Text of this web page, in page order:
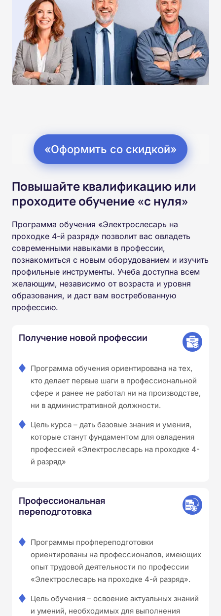
«Оформить со скидкой»
Повышайте квалификацию или
проходите обучение «с нуля»
Программа обучения «Электрослесарь на
проходке 4-й разряд» позволит вас овладеть
современными навыками в профессии,
познакомиться с новым оборудованием и изучить
профильные инструменты. Учеба доступна всем
желающим, независимо от возраста и уровня
образования, и даст вам востребованную
профессию.
Получение новой профессии
Программа обучения ориентирована на тех,
кто делает первые шаги в профессиональной
сфере и ранее не работал ни на производстве,
ни в административной должности.
Цель курса – дать базовые знания и умения,
которые станут фундаментом для овладения
профессией «Электрослесарь на проходке 4-
й разряд»
Профессиональная
переподготовка
Программы профпереподготовки
ориентированы на профессионалов, имеющих
опыт трудовой деятельности по профессии
«Электрослесарь на проходке 4-й разряд».
Цель обучения – освоение актуальных знаний
и умений, необходимых для выполнения